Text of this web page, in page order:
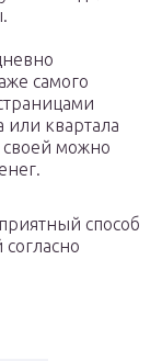
самого
квартала
своей можно
способ